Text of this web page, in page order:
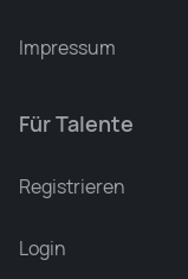
Impressum
Für Talente
Registrieren
Login